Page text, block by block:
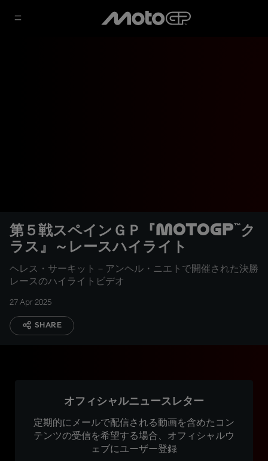
第５戦スペインＧＰ『MotoGP™ク
ラス』～レースハイライト
ヘレス・サーキット－アンヘル・ニエトで開催された決勝
レースのハイライトビデオ
27 Apr 2025
SHARE
オフィシャルニュースレター
定期的にメールで配信される動画を含めたコン
テンツの受信を希望する場合、オフィシャルウ
ェブにユーザー登録